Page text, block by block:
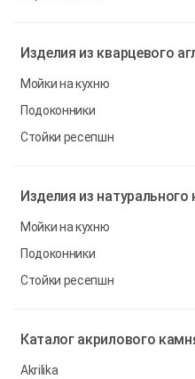
Изделия из кварцевого
Мойки на кухню
Подоконники
Стойки ресепшн
Изделия из натурального
Мойки на кухню
Подоконники
Стойки ресепшн
Каталог акрилового
Akrilika